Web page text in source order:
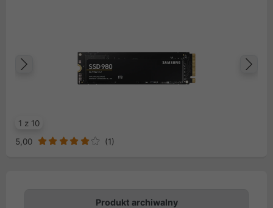
1 z 10
Poprzedni
5,00 (1)
Produkt archiwalny